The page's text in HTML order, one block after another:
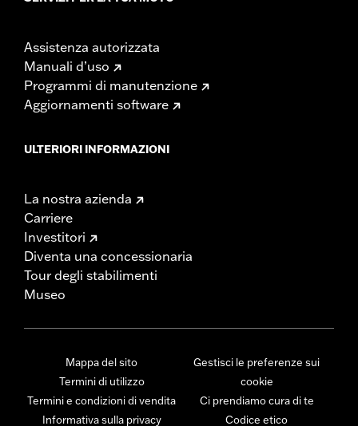
Assistenza autorizzata
Manuali d’uso
Programmi di manutenzione
Aggiornamenti software
ULTERIORI INFORMAZIONI
La nostra azienda
Carriere
Investitori
Diventa una concessionaria
Tour degli stabilimenti
Museo
Mappa del sito
Termini di utilizzo
Termini e condizioni di vendita
Informativa sulla privacy
Gestisci le preferenze sui
cookie
Ci prendiamo cura di te
Codice etico